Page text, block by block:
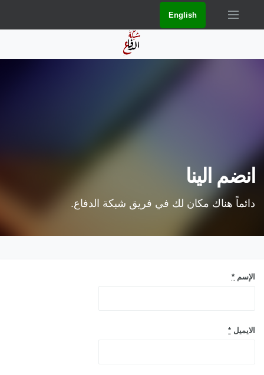
English
انضم الينا
دائماً هناك مكان لك في فريق شبكة الدفاع.
الإسم *
الايميل *